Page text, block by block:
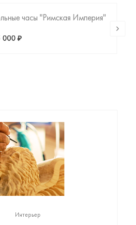
часы "Римская Империя"
000 ₽
Интерьер